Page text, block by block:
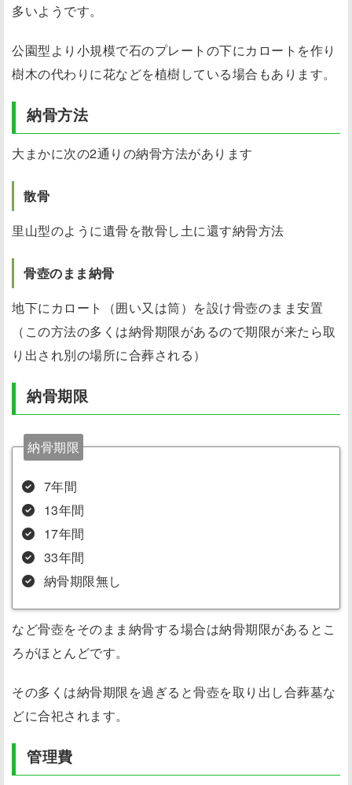
多いようです。
公園型より小規模で石のプレートの下にカロートを作り
樹木の代わりに花などを植樹している場合もあります。
納骨方法
大まかに次の2通りの納骨方法があります
散骨
里山型のように遺骨を散骨し土に還す納骨方法
骨壺のまま納骨
地下にカロート（囲い又は筒）を設け骨壺のまま安置
（この方法の多くは納骨期限があるので期限が来たら取
り出され別の場所に合葬される）
納骨期限
納骨期限
7年間
13年間
17年間
33年間
納骨期限無し
など骨壺をそのまま納骨する場合は納骨期限があるとこ
ろがほとんどです。
その多くは納骨期限を過ぎると骨壺を取り出し合葬墓な
どに合祀されます。
管理費